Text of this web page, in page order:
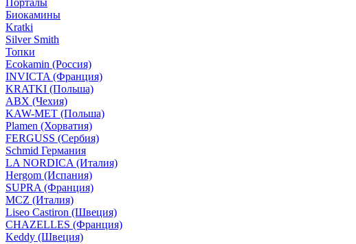
Порталы
Биокамины
Kratki
Silver Smith
Топки
Ecokamin (Россия)
INVICTA (Франция)
KRATKI (Польша)
ABX (Чехия)
KAW-MET (Польша)
Plamen (Хорватия)
FERGUSS (Сербия)
Schmid Германия
LA NORDICA (Италия)
Hergom (Испания)
SUPRA (Франция)
MCZ (Италия)
Liseo Castiron (Швеция)
CHAZELLES (Франция)
Keddy (Швеция)